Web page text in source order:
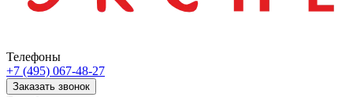
Телефоны
+7 (495) 067-48-27
Заказать звонок